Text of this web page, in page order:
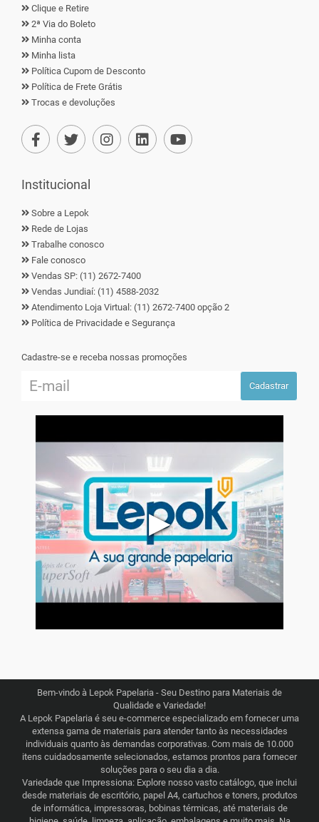
Clique e Retire
2ª Via do Boleto
Minha conta
Minha lista
Política Cupom de Desconto
Política de Frete Grátis
Trocas e devoluções
Institucional
Sobre a Lepok
Rede de Lojas
Trabalhe conosco
Fale conosco
Vendas SP: (11) 2672-7400
Vendas Jundiaí: (11) 4588-2032
Atendimento Loja Virtual: (11) 2672-7400 opção 2
Política de Privacidade e Segurança
Cadastre-se e receba nossas promoções
Cadastrar
▶
Bem-vindo à Lepok Papelaria - Seu Destino para Materiais de
Qualidade e Variedade!
A Lepok Papelaria é seu e-commerce especializado em fornecer uma
extensa gama de materiais para atender tanto às necessidades
individuais quanto às demandas corporativas. Com mais de 10.000
itens cuidadosamente selecionados, estamos prontos para fornecer
soluções para o seu dia a dia.
Variedade que Impressiona: Explore nosso vasto catálogo, que inclui
desde materiais de escritório, papel A4, cartuchos e toners, produtos
de informática, impressoras, bobinas térmicas, até materiais de